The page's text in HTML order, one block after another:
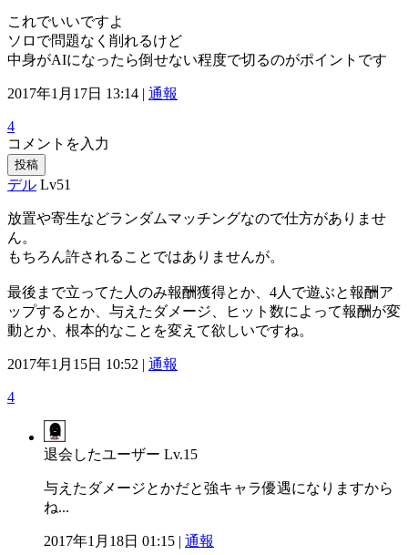
これでいいですよ
ソロで問題なく削れるけど
中身がAIになったら倒せない程度で切るのがポイントです
2017年1月17日 13:14 | 通報
4
コメントを入力
投稿
デル Lv51
放置や寄生などランダムマッチングなので仕方がありませ
ん。
もちろん許されることではありませんが。
最後まで立ってた人のみ報酬獲得とか、4人で遊ぶと報酬ア
ップするとか、与えたダメージ、ヒット数によって報酬が変
動とか、根本的なことを変えて欲しいですね。
2017年1月15日 10:52 | 通報
4
退会したユーザー Lv.15
与えたダメージとかだと強キャラ優遇になりますから
ね...
2017年1月18日 01:15 | 通報